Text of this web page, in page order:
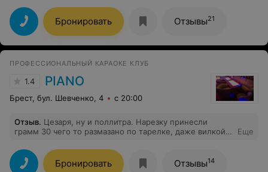
легко поднять себе настроение и зарядить на долгое
время! И я в шоке от негативных отзывов((( ни разу, с
момента открытия, небыло ни одного нарекания у нас!
Ни одного! Приветливый весь обслуживающий
персонал! Меню разнообразное! Да , мы все разные
-получается что мне повезло)
Бронировать Отзывы21
ПРОФЕССИОНАЛЬНЫЙ КАРАОКЕ КЛУБ
1.4 PIANO
Брест, бул. Шевченко, 4 с 20:00
Отзыв. Цезаря, ну и поллитра. Нарезку принесли
грамм 30 чего то размазано по тарелке, даже вилкой
говорят оливковое такое. 92р выброшенных денег и
испорченное настроение.
Еще
Бронировать Отзывы14